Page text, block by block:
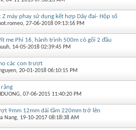
Z máy phay sử dụng kết hợp Dây đai- Hộp số
‎, 27-06-2018 09:13:16 PM
me Phi 16, hành trình 500m có gối 2 đầu
‎, 14-05-2018 02:39:45 PM
các con trượt
‎, 20-01-2018 06:10:15 PM
‎, 07-06-2015 11:40:20 PM
9mm 12mm dài tầm 220mm trở lên
Nang‎, 19-10-2017 08:18:38 AM